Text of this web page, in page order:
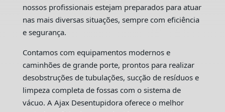
nossos profissionais estejam preparados para atuar
nas mais diversas situações, sempre com eficiência
e segurança.
Contamos com equipamentos modernos e
caminhões de grande porte, prontos para realizar
desobstruções de tubulações, sucção de resíduos e
limpeza completa de fossas com o sistema de
vácuo. A Ajax Desentupidora oferece o melhor